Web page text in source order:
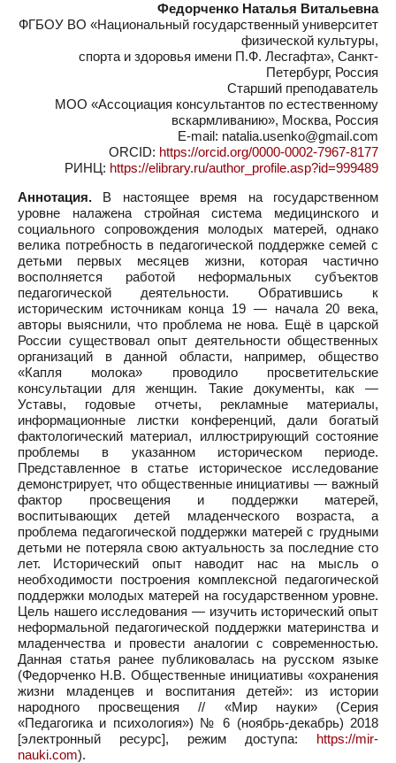
Федорченко Наталья Витальевна
ФГБОУ ВО «Национальный государственный университет
физической культуры,
спорта и здоровья имени П.Ф. Лесгафта», Санкт-
Петербург, Россия
Старший преподаватель
МОО «Ассоциация консультантов по естественному
вскармливанию», Москва, Россия
E-mail: natalia.usenko@gmail.com
ORCID: https://orcid.org/0000-0002-7967-8177
РИНЦ: https://elibrary.ru/author_profile.asp?id=999489
Аннотация. В настоящее время на государственном
уровне налажена стройная система медицинского и
социального сопровождения молодых матерей, однако
велика потребность в педагогической поддержке семей с
детьми первых месяцев жизни, которая частично
восполняется работой неформальных субъектов
педагогической деятельности. Обратившись к
историческим источникам конца 19 — начала 20 века,
авторы выяснили, что проблема не нова. Ещё в царской
России существовал опыт деятельности общественных
организаций в данной области, например, общество
«Капля молока» проводило просветительские
консультации для женщин. Такие документы, как —
Уставы, годовые отчеты, рекламные материалы,
информационные листки конференций, дали богатый
фактологический материал, иллюстрирующий состояние
проблемы в указанном историческом периоде.
Представленное в статье историческое исследование
демонстрирует, что общественные инициативы — важный
фактор просвещения и поддержки матерей,
воспитывающих детей младенческого возраста, а
проблема педагогической поддержки матерей с грудными
детьми не потеряла свою актуальность за последние сто
лет. Исторический опыт наводит нас на мысль о
необходимости построения комплексной педагогической
поддержки молодых матерей на государственном уровне.
Цель нашего исследования — изучить исторический опыт
неформальной педагогической поддержки материнства и
младенчества и провести аналогии с современностью.
Данная статья ранее публиковалась на русском языке
(Федорченко Н.В. Общественные инициативы «охранения
жизни младенцев и воспитания детей»: из истории
народного просвещения // «Мир науки» (Серия
«Педагогика и психология») № 6 (ноябрь-декабрь) 2018
[электронный ресурс], режим доступа: https://mir-
nauki.com).